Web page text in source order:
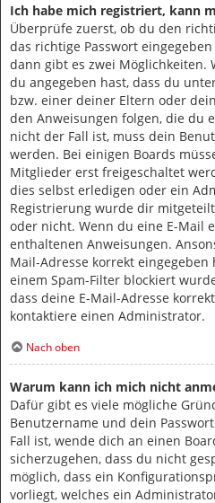
Ich habe mich registriert, kann
Überprüfe zuerst, ob du den
das richtige Passwort
dann gibt es zwei Möglichkeiten.
du angegeben hast, dass du
bzw. einer deiner Eltern oder
den Anweisungen folgen, die du
nicht der Fall ist, muss dein
werden. Bei einigen Boards
Mitglieder erst freigeschaltet
dies selbst erledigen oder ein
Registrierung wurde dir
oder nicht. Wenn du eine E-Mail
enthaltenen Anweisungen.
Mail-Adresse korrekt eingegeben
einem Spam-Filter blockiert
dass deine E-Mail-Adresse
kontaktiere einen Administrator.
Nach oben
Warum kann ich mich nicht
Dafür gibt es viele mögliche
Benutzername und dein
Fall ist, wende dich an einen
sicherzugehen, dass du nicht
möglich, dass ein
vorliegt, welches ein